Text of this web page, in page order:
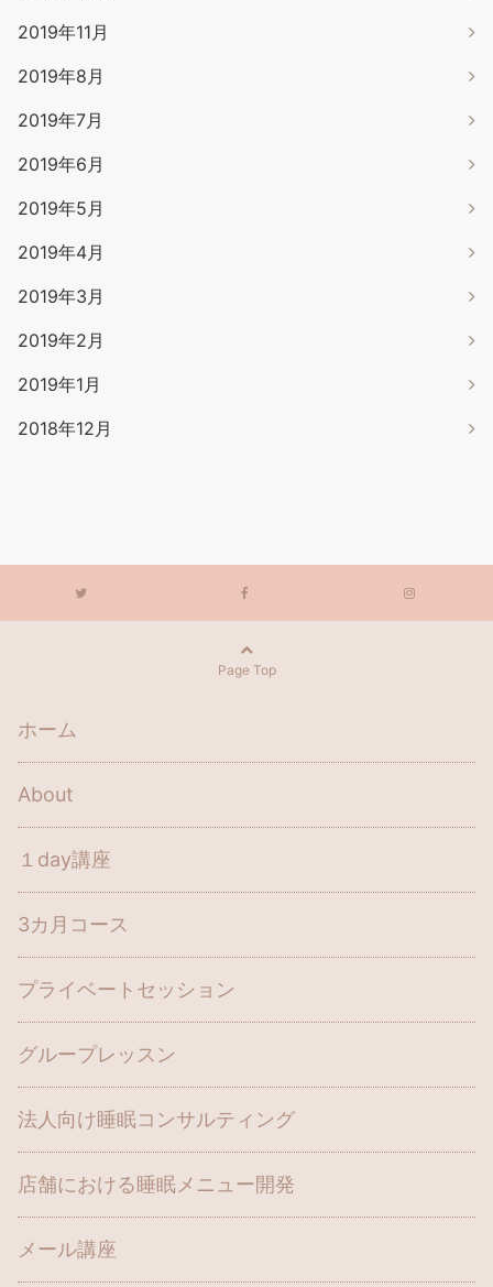
2019年11月
2019年8月
2019年7月
2019年6月
2019年5月
2019年4月
2019年3月
2019年2月
2019年1月
2018年12月
Page Top
ホーム
About
１day講座
3カ月コース
プライベートセッション
グループレッスン
法人向け睡眠コンサルティング
店舗における睡眠メニュー開発
メール講座